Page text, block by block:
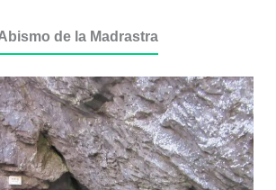
de la Madrastra